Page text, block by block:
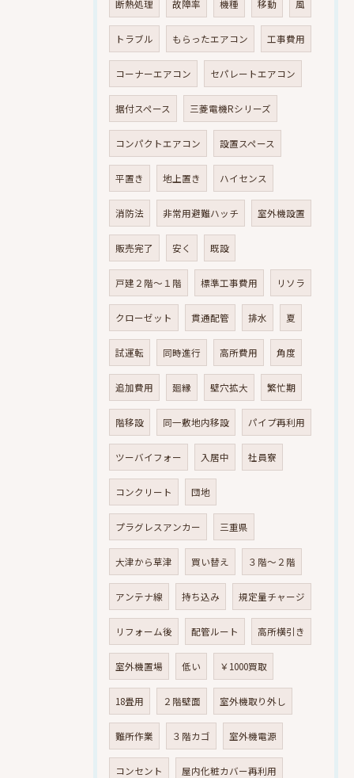
断熱処理 故障率 機種 移動 風
トラブル もらったエアコン 工事費用
コーナーエアコン セパレートエアコン
据付スペース 三菱電機Rシリーズ
コンパクトエアコン 設置スペース
平置き 地上置き ハイセンス
消防法 非常用避難ハッチ 室外機設置
販売完了 安く 既設
戸建２階～１階 標準工事費用 リソラ
クローゼット 貫通配管 排水 夏
試運転 同時進行 高所費用 角度
追加費用 廻縁 壁穴拡大 繁忙期
階移設 同一敷地内移設 パイプ再利用
ツーバイフォー 入居中 社員寮
コンクリート 団地
プラグレスアンカー 三重県
大津から草津 買い替え ３階～２階
アンテナ線 持ち込み 規定量チャージ
リフォーム後 配管ルート 高所横引き
室外機置場 低い ￥1000買取
18畳用 ２階壁面 室外機取り外し
難所作業 ３階カゴ 室外機電源
コンセント 屋内化粧カバー再利用